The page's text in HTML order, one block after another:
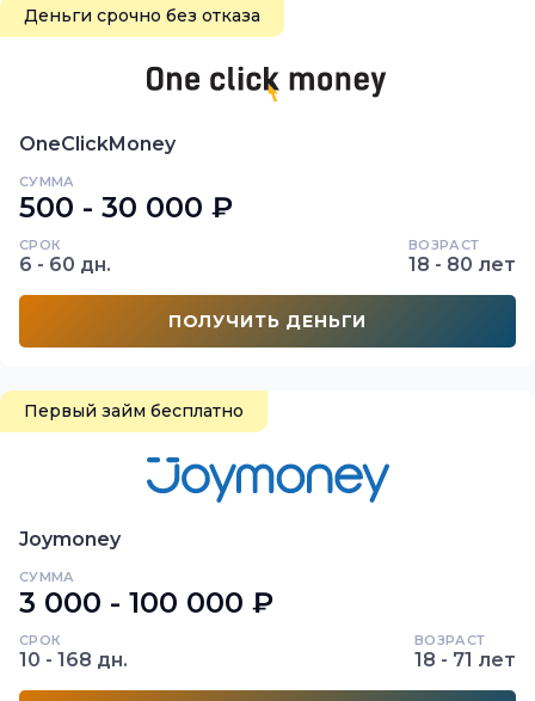
Деньги срочно без отказа
OneClickMoney
СУММА
500 - 30 000 ₽
СРОК
6 - 60 дн.
ВОЗРАСТ
18 - 80 лет
ПОЛУЧИТЬ ДЕНЬГИ
Первый займ бесплатно
Joymoney
СУММА
3 000 - 100 000 ₽
СРОК
10 - 168 дн.
ВОЗРАСТ
18 - 71 лет